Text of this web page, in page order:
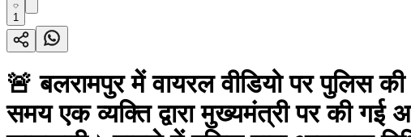
1
🚨 बलरामपुर में वायरल वीडियो पर पुलिस
समय एक व्यक्ति द्वारा मुख्यमंत्री पर की